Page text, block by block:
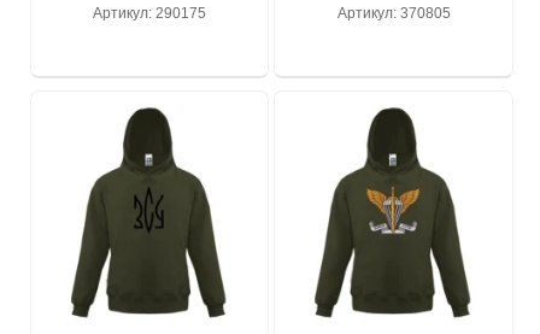
Артикул: 290175 Артикул: 370805